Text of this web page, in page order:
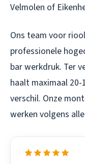
Velmolen of
Ons team voor
professionele
bar werkdruk. Ter
haalt maximaal 20-
verschil. Onze
werken volgens